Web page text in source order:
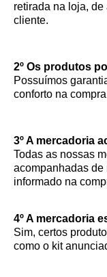
retirada na loja,
cliente.
2º Os produtos
Possuímos
conforto na
3º A mercadoria
Todas as nossas
acompanhadas
informado na
4º A mercadoria
Sim, certos
como o kit